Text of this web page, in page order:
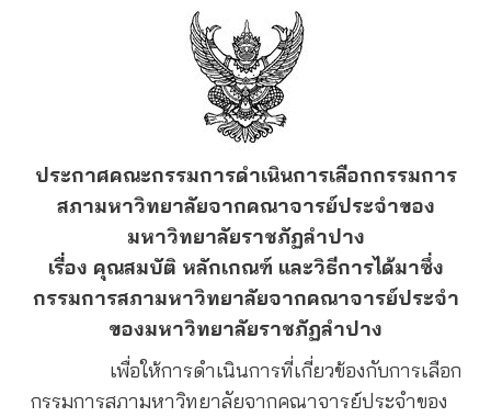
ประกาศคณะกรรมการดำเนินการเลือกกรรมการ
สภามหาวิทยาลัยจากคณาจารย์ประจำของ
มหาวิทยาลัยราชภัฏลำปาง
เรื่อง คุณสมบัติ หลักเกณฑ์ และวิธีการได้มาซึ่ง
กรรมการสภามหาวิทยาลัยจากคณาจารย์ประจำ
ของมหาวิทยาลัยราชภัฏลำปาง
เพื่อให้การดำเนินการที่เกี่ยวข้องกับการเลือก
กรรมการสภามหาวิทยาลัยจากคณาจารย์ประจำของ